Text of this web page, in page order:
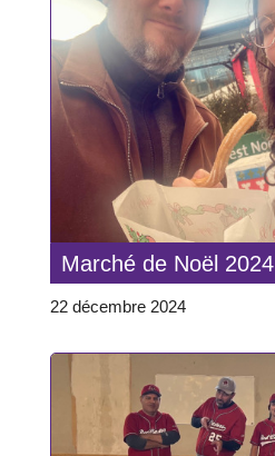
Marché de Noël 2024
22 décembre 2024